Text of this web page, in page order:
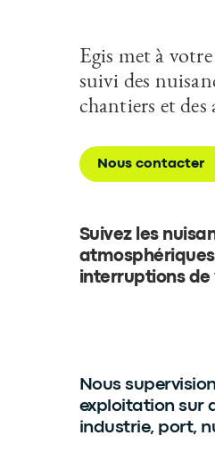
Egis met à
suivi des
chantiers et
Nous contacter
Suivez les
interruptions de
Nous
exploitation sur
industrie, port,